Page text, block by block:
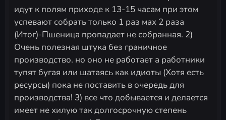
идут к полям приходе к 13-15 часам при этом
успевают собрать только 1 раз мах 2 раза
(Итог)-Пшеница пропадает не собранная. 2)
Очень полезная штука без граничное
производство. но оно не работает а работники
тупят бугая или шатаясь как идиоты (Хотя есть
ресурсы) пока не поставить в очередь для
производства! 3) все что добывается и делается
имеет не хилую так долгосрочную степень